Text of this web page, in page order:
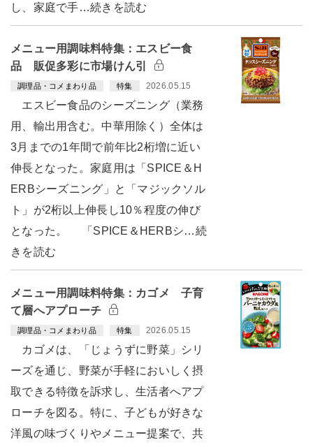
し、家庭で手…続きを読む
メニュー用調味料特集：エスビー食
品 販促多彩に市場けん引
調理品・コメまわり品 特集 2026.05.15
エスビー食品のシーズニング（業務
用、輸出用含む。中華用除く）全体は
3月までの1年間で前年比2桁増に近い
伸長となった。家庭用は「SPICE＆H
ERBシーズニング」と「マジックソル
ト」が2桁以上伸長し10％程度の伸び
となった。 「SPICE＆HERBシ…続
きを読む
メニュー用調味料特集：カゴメ 子育
て層へアプローチ
調理品・コメまわり品 特集 2026.05.15
カゴメは、「じょうずに野菜」シリ
ーズを通じ、野菜が手軽においしく摂
取できる特徴を訴求し、生活者へアプ
ローチを図る。特に、子どもが好きな
洋風の味づくりやメニュー提案で、共